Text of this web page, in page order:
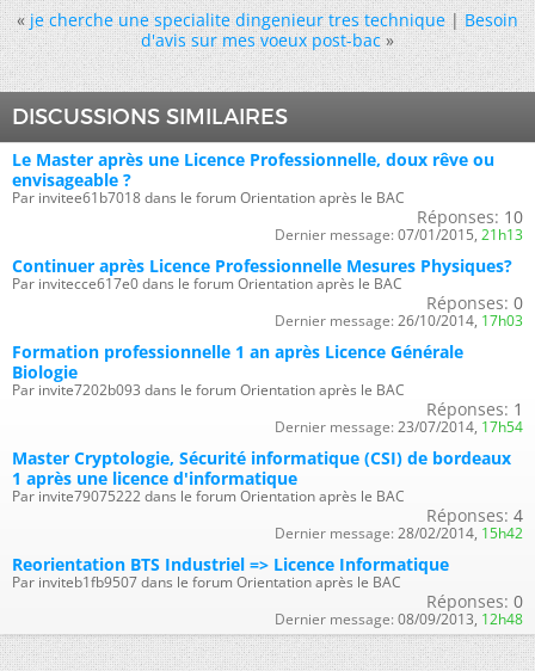
« je cherche une specialite dingenieur tres technique|Besoin
d'avis sur mes voeux post-bac »
DISCUSSIONS SIMILAIRES
Le Master après une Licence Professionnelle, doux rêve ou
envisageable ?
Par invitee61b7018 dans le forum Orientation après le BAC
Réponses: 10
Dernier message: 07/01/2015, 21h13
Continuer après Licence Professionnelle Mesures Physiques?
Par invitecce617e0 dans le forum Orientation après le BAC
Réponses: 0
Dernier message: 26/10/2014, 17h03
Formation professionnelle 1 an après Licence Générale
Biologie
Par invite7202b093 dans le forum Orientation après le BAC
Réponses: 1
Dernier message: 23/07/2014, 17h54
Master Cryptologie, Sécurité informatique (CSI) de bordeaux
1 après une licence d'informatique
Par invite79075222 dans le forum Orientation après le BAC
Réponses: 4
Dernier message: 28/02/2014, 15h42
Reorientation BTS Industriel => Licence Informatique
Par inviteb1fb9507 dans le forum Orientation après le BAC
Réponses: 0
Dernier message: 08/09/2013, 12h48